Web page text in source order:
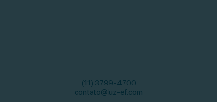
(11) 3799-4700
contato@luz-ef.com